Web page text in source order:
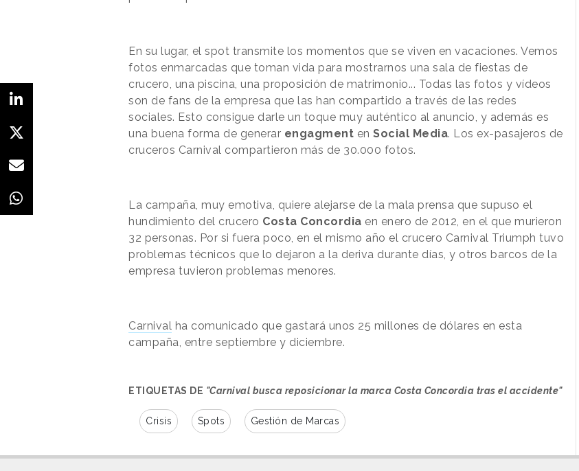
En su lugar, el spot transmite los momentos que se viven en vacaciones. Vemos
fotos enmarcadas que toman vida para mostrarnos una sala de fiestas de
crucero, una piscina, una proposición de matrimonio... Todas las fotos y vídeos
son de fans de la empresa que las han compartido a través de las redes
sociales. Esto consigue darle un toque muy auténtico al anuncio, y además es
una buena forma de generar engagment en Social Media. Los ex-pasajeros de
cruceros Carnival compartieron más de 30.000 fotos.
La campaña, muy emotiva, quiere alejarse de la mala prensa que supuso el
hundimiento del crucero Costa Concordia en enero de 2012, en el que murieron
32 personas. Por si fuera poco, en el mismo año el crucero Carnival Triumph tuvo
problemas técnicos que lo dejaron a la deriva durante días, y otros barcos de la
empresa tuvieron problemas menores.
Carnival ha comunicado que gastará unos 25 millones de dólares en esta
campaña, entre septiembre y diciembre.
ETIQUETAS DE "Carnival busca reposicionar la marca Costa Concordia tras el accidente"
Crisis Spots Gestión de Marcas